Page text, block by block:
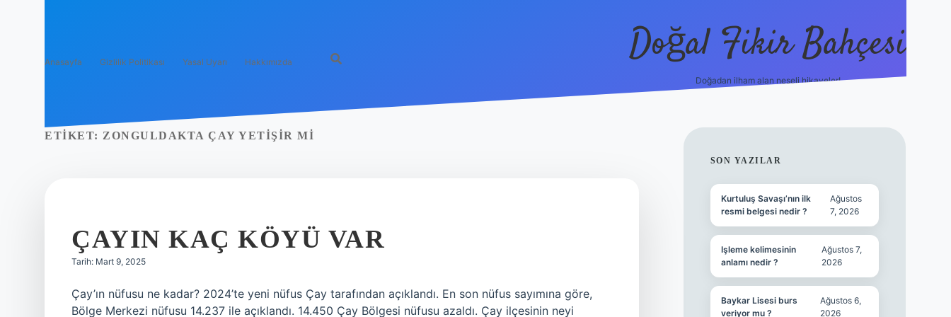
Anasayfa Gizlilik Politikası Yasal Uyarı Hakkımızda Doğal Fikir Bahçesi
Doğadan ilham alan neşeli hikayeler!
ETIKET: ZONGULDAKTA ÇAY YETIŞIR MI
ÇAYIN KAÇ KÖYÜ VAR
Tarih: Mart 9, 2025
Çay’ın nüfusu ne kadar? 2024’te yeni nüfus Çay tarafından açıklandı. En son nüfus sayımına göre,
Bölge Merkezi nüfusu 14.237 ile açıklandı. 14.450 Çay Bölgesi nüfusu azaldı. Çay ilçesinin neyi
SIDEBAR
SON YAZILAR
Kurtuluş Savaşı’nın ilk
resmi belgesi nedir ?
Ağustos
7, 2026
Işleme kelimesinin
anlamı nedir ?
Ağustos 7,
2026
Baykar Lisesi burs
veriyor mu ?
Ağustos 6,
2026
grandoperabet